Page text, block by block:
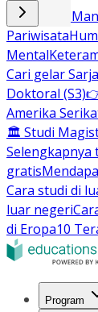
Bisnis dan
Pariwisata
Mental
Cari gelar
Doktoral (S3)
Amerika
🏛 Studi
Selengkapnya
gratis
Cara studi di
luar negeri
di Eropa10
Program